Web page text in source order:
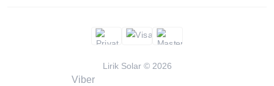
Lirik Solar © 2026
Viber